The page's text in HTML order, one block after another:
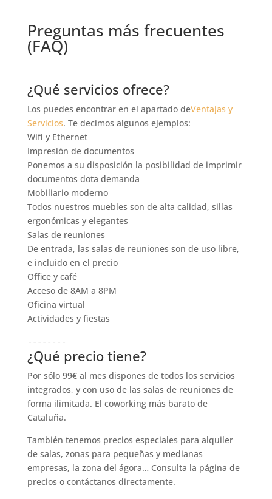
Preguntas más frecuentes
(FAQ)
¿Qué servicios ofrece?
Los puedes encontrar en el apartado deVentajas y
Servicios. Te decimos algunos ejemplos:
Wifi y Ethernet
Impresión de documentos
Ponemos a su disposición la posibilidad de imprimir
documentos dota demanda
Mobiliario moderno
Todos nuestros muebles son de alta calidad, sillas
ergonómicas y elegantes
Salas de reuniones
De entrada, las salas de reuniones son de uso libre,
e incluido en el precio
Office y café
Acceso de 8AM a 8PM
Oficina virtual
Actividades y fiestas
--------
¿Qué precio tiene?
Por sólo 99€ al mes dispones de todos los servicios
integrados, y con uso de las salas de reuniones de
forma ilimitada. El coworking más barato de
Cataluña.
También tenemos precios especiales para alquiler
de salas, zonas para pequeñas y medianas
empresas, la zona del ágora… Consulta la página de
precios o contáctanos directamente.